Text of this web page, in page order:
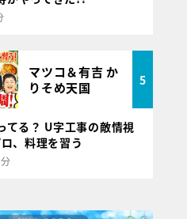
マツコ＆有吉 か
りそめ天国
5
てる？ U字工事の敵情視
、料理を習う